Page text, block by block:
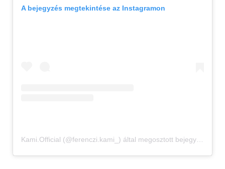
A bejegyzés megtekintése az Instagramon